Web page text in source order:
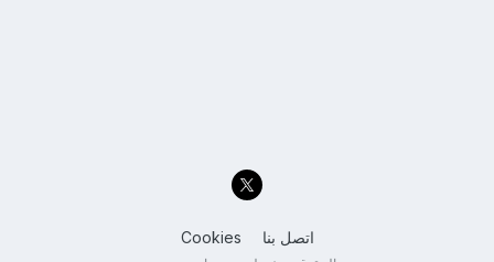
اتصل بنا Cookies